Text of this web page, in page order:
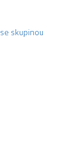
skupinou